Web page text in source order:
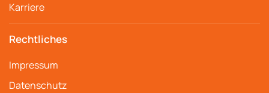
Karriere
Rechtliches
Impressum
Datenschutz